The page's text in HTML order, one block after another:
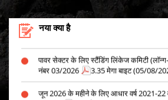
नया क्या है
Consolidated Pre-Application
Coal Responses on Surface Coal/
Projects
पावर सेक्टर के लिए स्टैंडिंग लिंकेज कमिटी
नंबर 03/2026
3.35 मेगा बाइट (05/08/
जून 2026 के महीने के लिए आधार वर्ष 2021-22
सूचकांक
1.79 मेगा बाइट (03/08/2026)